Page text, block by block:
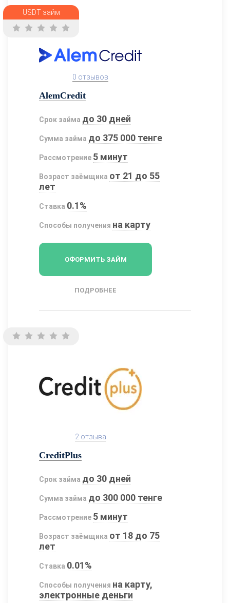
USDT займ
0 отзывов
AlemCredit
Срок займа до 30 дней
Сумма займа до 375 000 тенге
Рассмотрение 5 минут
Возраст заёмщика от 21 до 55
лет
Ставка 0.1%
Способы получения на карту
ОФОРМИТЬ ЗАЙМ
ПОДРОБНЕЕ
2 отзыва
CreditPlus
Срок займа до 30 дней
Сумма займа до 300 000 тенге
Рассмотрение 5 минут
Возраст заёмщика от 18 до 75
лет
Ставка 0.01%
Способы получения на карту,
электронные деньги